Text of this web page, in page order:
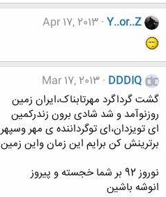
Y..or..Z
Apr 17, 2013
DDDIQ
Mar 17, 2013
گشت گرداگرد مهرتابناک،ایران زمین
روزنوآمد و شد شادی برون زندرکمین
ای تویزدان،ای توگرداننده ی مهر وسپهر
برترینش کن برایم این زمان واین زمین
نوروز 92 بر شما خجسته و پیروز
انوشه باشین